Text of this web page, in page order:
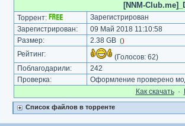
[NNM-
Торрент:
Зарегистрирован
Зарегистрирован:
09 Май 2018 11:10:58
Размер:
2.38 GB ()
Рейтинг: (Голосов: 62)
Поблагодарили:
242
Проверка:
Оформление проверено
Как cкачать·
Список файлов в торренте